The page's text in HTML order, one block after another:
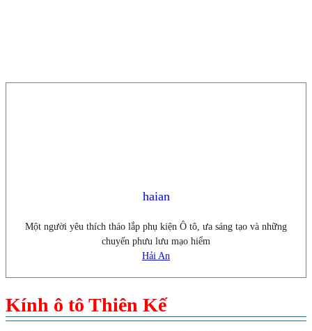
haian
Một người yêu thích tháo lắp phụ kiện Ô tô, ưa sáng tạo và những
chuyến phưu lưu mạo hiểm
Hải An
Kính ô tô Thiên Kế